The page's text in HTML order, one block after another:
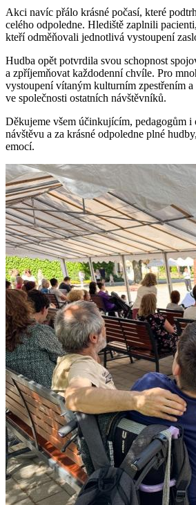
Akci navíc přálo krásné počasí, které
celého odpoledne. Hlediště zaplnili
kteří odměňovali jednotlivá vystoupení
Hudba opět potvrdila svou schopnost
a zpříjemňovat každodenní chvíle. Pro
vystoupení vítaným kulturním zpestřením
ve společnosti ostatních návštěvníků.
Děkujeme všem účinkujícím, pedagogům i
návštěvu a za krásné odpoledne plné
emocí.